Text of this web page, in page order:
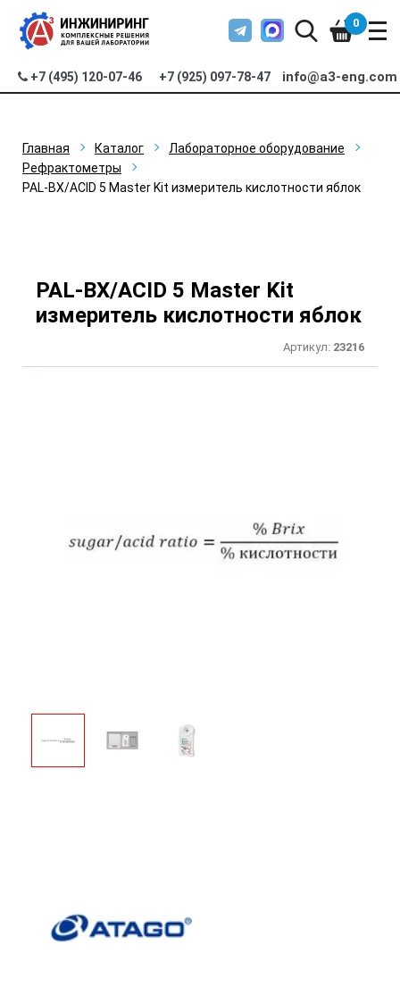
+7 (495) 120-07-46 +7 (925) 097-78-47 info@a3-eng.com
0
Главная Каталог
Лабораторное оборудование
Рефрактометры
PAL-BX/ACID 5 Master Kit измеритель кислотности яблок
PAL-BX/ACID 5 Master Kit
измеритель кислотности яблок
Артикул: 23216